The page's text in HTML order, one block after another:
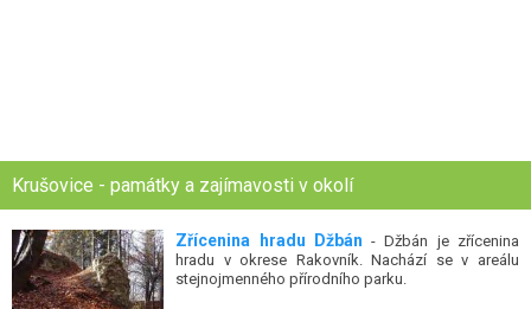
Krušovice - památky a zajímavosti v okolí
Zřícenina hradu Džbán - Džbán je zřícenina
hradu v okrese Rakovník. Nachází se v areálu
stejnojmenného přírodního parku.